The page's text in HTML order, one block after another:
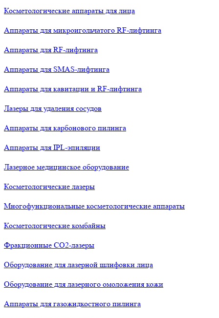
Косметологические аппараты для лица
Аппараты для микроигольчатого RF-лифтинга
Аппараты для RF-лифтинга
Аппараты для SMAS-лифтинга
Аппараты для кавитации и RF-лифтинга
Лазеры для удаления сосудов
Аппараты для карбонового пилинга
Аппараты для IPL-эпиляции
Лазерное медицинское оборудование
Косметологические лазеры
Многофункциональные косметологические аппараты
Косметологические комбайны
Фракционные СО2-лазеры
Оборудование для лазерной шлифовки лица
Оборудование для лазерного омоложения кожи
Аппараты для газожидкостного пилинга